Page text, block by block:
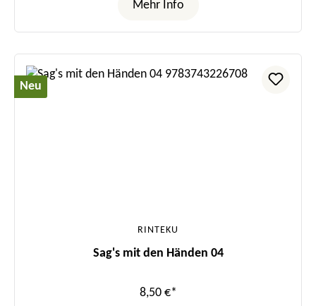
Mehr Info
Neu
RINTEKU
Sag's mit den Händen 04
8,50 €*